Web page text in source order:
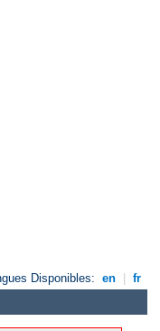
Disponibles: en fr